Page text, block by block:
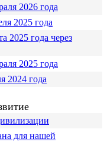
2026 года
2025 года
2025 года через
2025 года
2024 года
для нашей